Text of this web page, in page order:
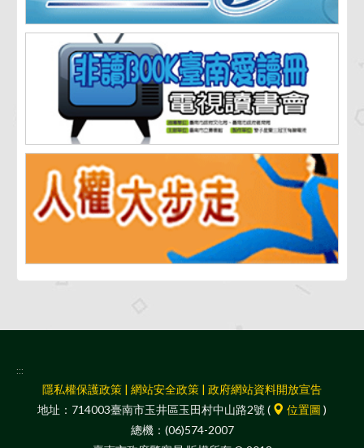
:::
隱私權保護政策 | 網站安全政策 | 政府網站資料開放宣告
地址：714003臺南市玉井區玉田村中山路2號 (
位置圖 )
總機：(06)574-2007